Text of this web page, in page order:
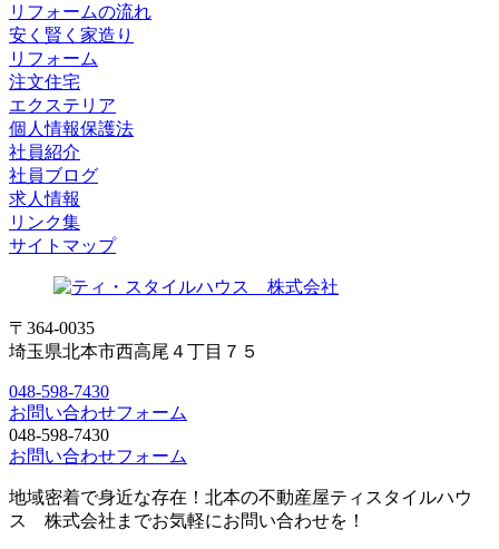
リフォームの流れ
安く賢く家造り
リフォーム
注文住宅
エクステリア
個人情報保護法
社員紹介
社員ブログ
求人情報
リンク集
サイトマップ
〒364-0035
埼玉県北本市西高尾４丁目７５
048-598-7430
お問い合わせフォーム
048-598-7430
お問い合わせフォーム
地域密着で身近な存在！北本の不動産屋ティスタイルハウ
ス 株式会社までお気軽にお問い合わせを！